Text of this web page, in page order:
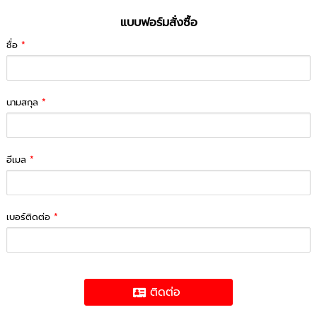
แบบฟอร์มสั่งซื้อ
ชื่อ*
นามสกุล*
อีเมล*
เบอร์ติดต่อ*
ติดต่อ